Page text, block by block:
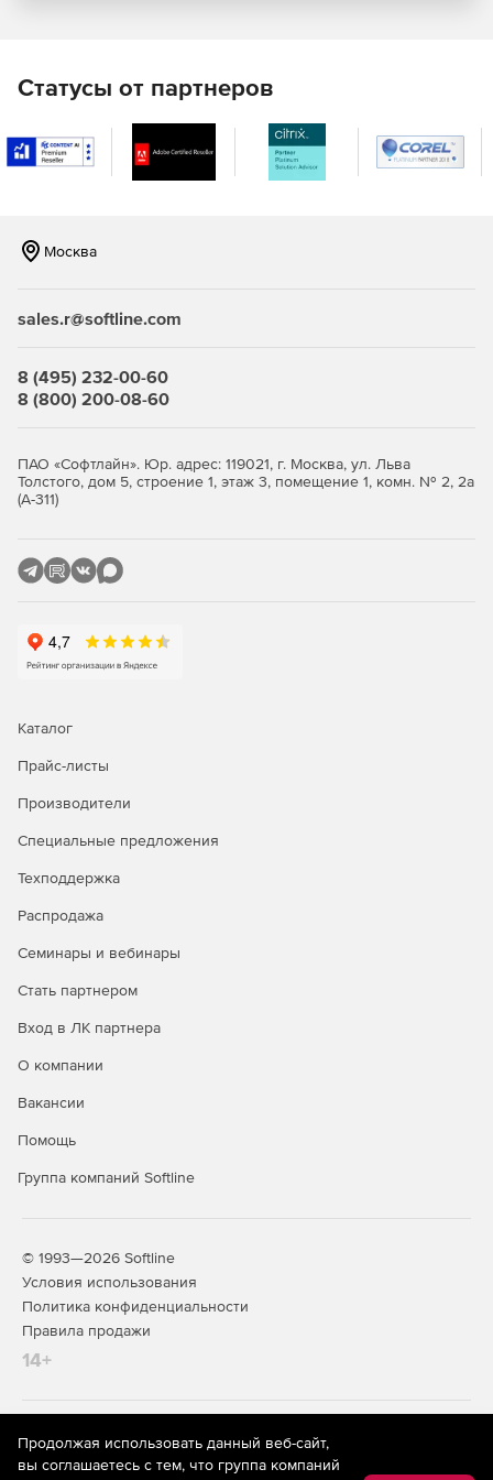
автоматическое обновление баз.
Купите Kaspersky Security для интернет-шлюзов у
официального дилера Softline Store по доступной
Статусы от партнеров
Москва
sales.r@softline.com
8 (495) 232-00-60
8 (800) 200-08-60
ПАО «Софтлайн». Юр. адрес: 119021, г. Москва, ул. Льва
Толстого, дом 5, строение 1, этаж 3, помещение 1, комн. № 2, 2а
(А-311)
Каталог
Прайс-листы
Производители
Специальные предложения
Техподдержка
Распродажа
Семинары и вебинары
Стать партнером
Вход в ЛК партнера
О компании
Вакансии
Помощь
Группа компаний Softline
© 1993—2026 Softline
Условия использования
Политика конфиденциальности
Правила продажи
14+
На информационном ресурсе store.softline.ru применяются
рекомендательные технологии
(информационные технологии
предоставления информации на основе сбора,
Продолжая использовать данный веб-сайт,
вы соглашаетесь с тем, что группа компаний